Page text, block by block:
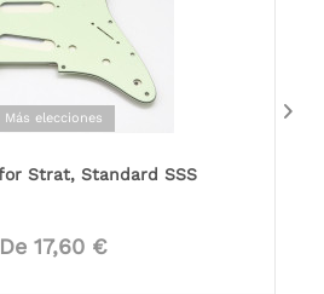
Más elecciones
Strat, Standard SSS
De 17,60 €